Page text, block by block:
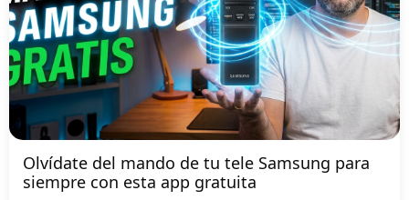
Olvídate del mando de tu tele Samsung para
siempre con esta app gratuita